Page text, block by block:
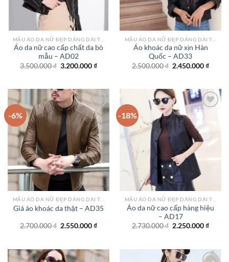
Áo da nữ cao cấp chất da bò
mẫu – AD02
3.500.000₫ Giá
3.200.000₫Giá
3.200.000 ₫.
Áo khoác da nữ xịn Hàn
Quốc – AD33
2.500.000₫ Giá
2.450.000₫Giá
-6%
Add to
wishlist
Giá áo khoác da thật – AD35
2.700.000₫ Giá
2.550.000₫Giá
2.550.000 ₫.
-18%
Add to
wishlist
Áo da nữ cao cấp hàng hiệu
– AD17
2.730.000₫ Giá
2.250.000₫Giá